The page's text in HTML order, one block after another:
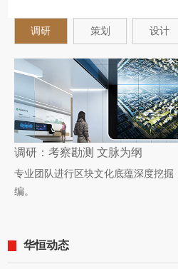
调研 策划 设计
调研：考察勘测 文脉为纲
专业团队进行区块文化底蕴深度挖
编。
华恒动态